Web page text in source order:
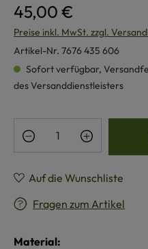
45,00 €
Preise inkl. MwSt. zzgl.
Artikel-Nr. 7676 435 606
Sofort verfügbar,
des Versanddienstleisters
Produkt Anzahl:
Auf die Wunschliste
Fragen zum Artikel
Material: